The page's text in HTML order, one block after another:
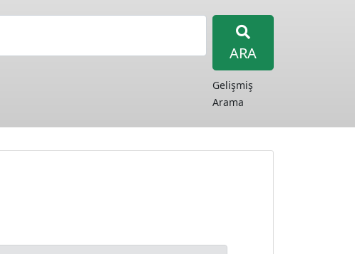
ARA
Gelişmiş
Arama